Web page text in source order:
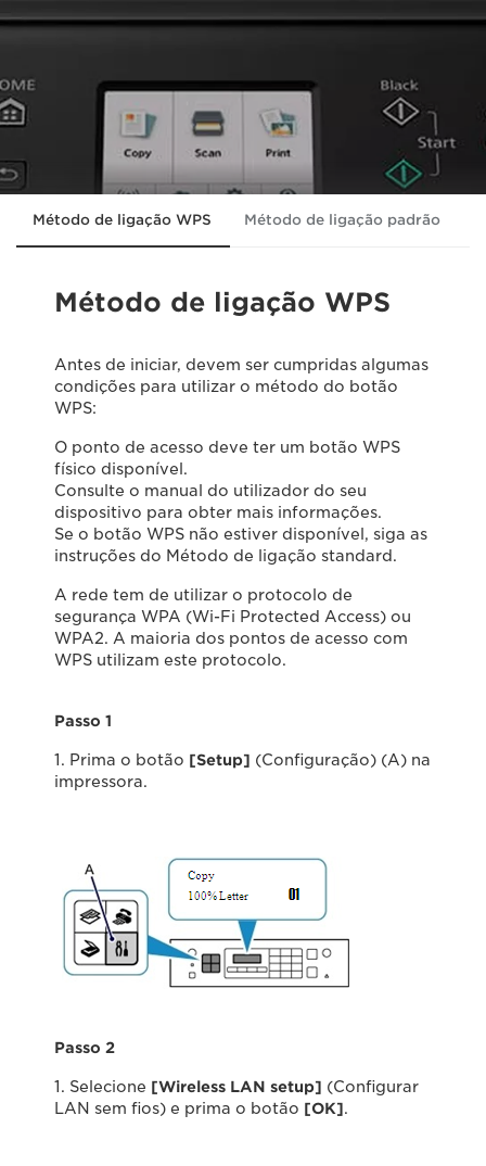
Método de ligação WPS Método de ligação padrão
Método de ligação WPS
Antes de iniciar, devem ser cumpridas algumas
condições para utilizar o método do botão
WPS:
O ponto de acesso deve ter um botão WPS
físico disponível.
Consulte o manual do utilizador do seu
dispositivo para obter mais informações.
Se o botão WPS não estiver disponível, siga as
instruções do Método de ligação standard.
A rede tem de utilizar o protocolo de
segurança WPA (Wi-Fi Protected Access) ou
WPA2. A maioria dos pontos de acesso com
WPS utilizam este protocolo.
Passo 1
1. Prima o botão [Setup] (Configuração) (A) na
impressora.
Passo 2
1. Selecione [Wireless LAN setup] (Configurar
LAN sem fios) e prima o botão [OK].